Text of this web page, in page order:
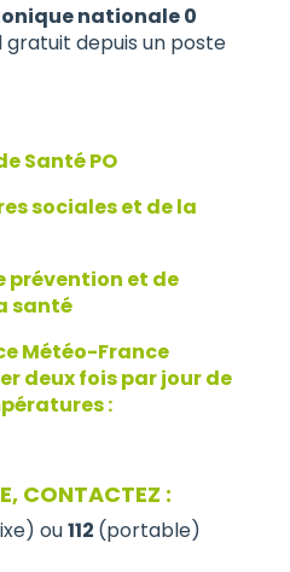
nationale 0
depuis un poste
Santé PO
sociales et de la
et de
santé
Météo-France
deux fois par jour de
:
CONTACTEZ :
ou112 (portable)